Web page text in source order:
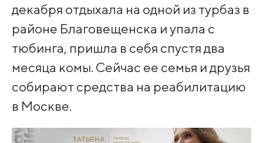
декабря отдыхала на одной из турбаз в
районе Благовещенска и упала с
тюбинга, пришла в себя спустя два
месяца комы. Сейчас ее семья и друзья
собирают средства на реабилитацию
в Москве.